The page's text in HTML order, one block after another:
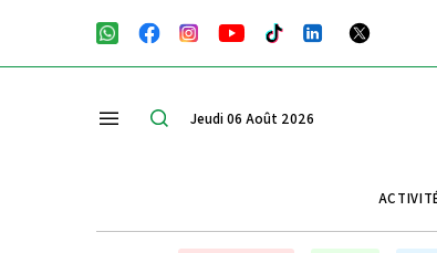
Jeudi 06 Août 2026